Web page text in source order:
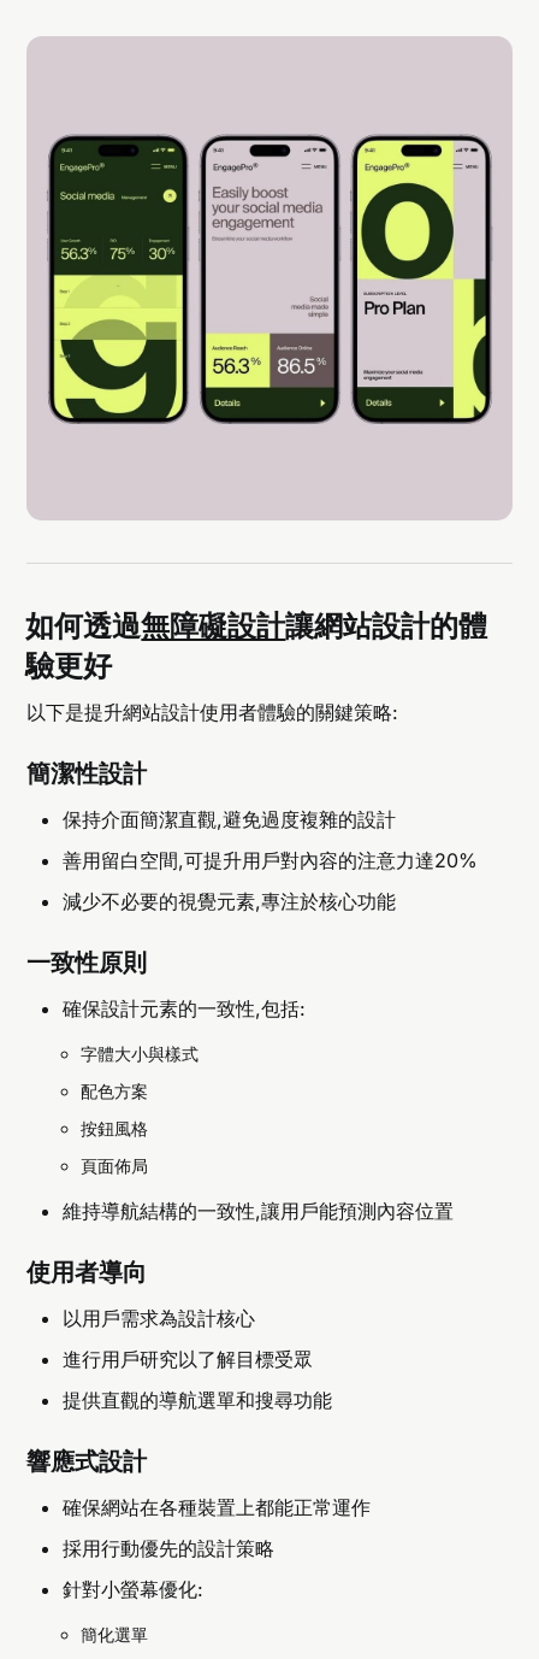
如何透過無障礙設計讓網站設計的體
驗更好
以下是提升網站設計使用者體驗的關鍵策略:
簡潔性設計
保持介面簡潔直觀,避免過度複雜的設計
善用留白空間,可提升用戶對內容的注意力達20%
減少不必要的視覺元素,專注於核心功能
一致性原則
確保設計元素的一致性,包括:
字體大小與樣式
配色方案
按鈕風格
頁面佈局
維持導航結構的一致性,讓用戶能預測內容位置
使用者導向
以用戶需求為設計核心
進行用戶研究以了解目標受眾
提供直觀的導航選單和搜尋功能
響應式設計
確保網站在各種裝置上都能正常運作
採用行動優先的設計策略
針對小螢幕優化:
簡化選單